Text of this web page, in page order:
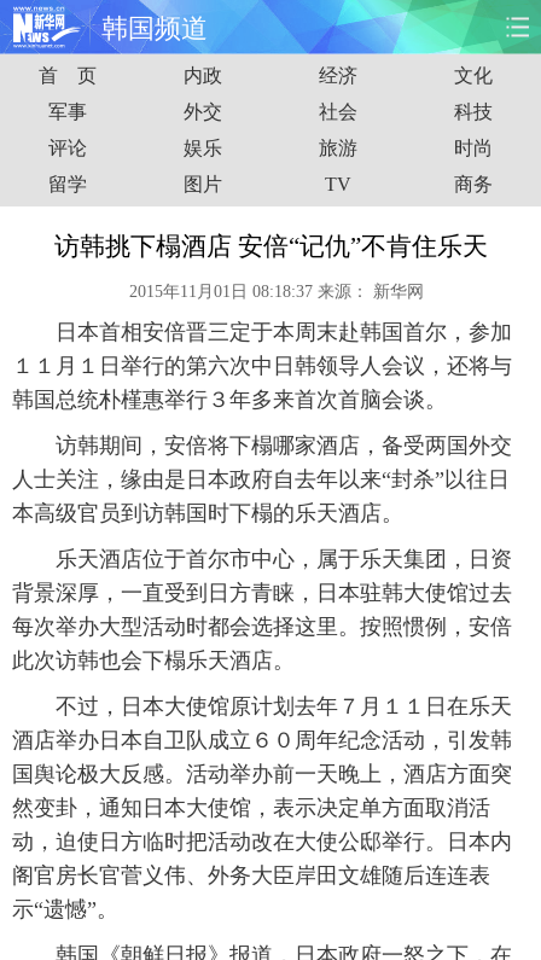
韩国频道
首页 时政 国际 财经
娱乐 体育 人事 教育
时尚 思客 地方 法治
科技 能源 房产 公司
图片 视频 彩票
旅游 健康 信息化 数据
金融 公益 军事
富媒体 摄影 新华广播
新华电视中文 新华电视英文 返回PC
首 页 内政 经济
文化
军事
外交 社会
科技
评论
娱乐 旅游
时尚
留学
图片 TV 商务
访韩挑下榻酒店 安倍“记仇”不肯住乐天
2015年11月01日 08:18:37 来源： 新华网
日本首相安倍晋三定于本周末赴韩国首尔，参加
１１月１日举行的第六次中日韩领导人会议，还将与
韩国总统朴槿惠举行３年多来首次首脑会谈。
访韩期间，安倍将下榻哪家酒店，备受两国外交
人士关注，缘由是日本政府自去年以来“封杀”以往日
本高级官员到访韩国时下榻的乐天酒店。
乐天酒店位于首尔市中心，属于乐天集团，日资
背景深厚，一直受到日方青睐，日本驻韩大使馆过去
每次举办大型活动时都会选择这里。按照惯例，安倍
此次访韩也会下榻乐天酒店。
不过，日本大使馆原计划去年７月１１日在乐天
酒店举办日本自卫队成立６０周年纪念活动，引发韩
国舆论极大反感。活动举办前一天晚上，酒店方面突
然变卦，通知日本大使馆，表示决定单方面取消活
动，迫使日方临时把活动改在大使公邸举行。日本内
阁官房长官菅义伟、外务大臣岸田文雄随后连连表
示“遗憾”。
韩国《朝鲜日报》报道，日本政府一怒之下，在